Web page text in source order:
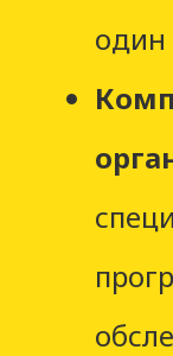
один